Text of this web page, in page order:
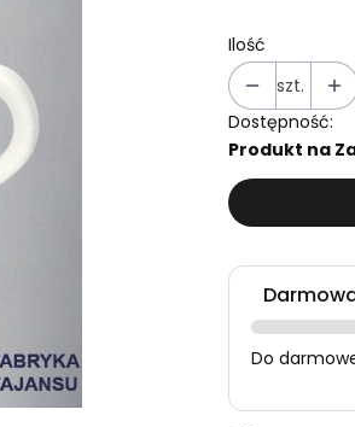
Ilość
szt.
Dostępność:
Produkt na
Do